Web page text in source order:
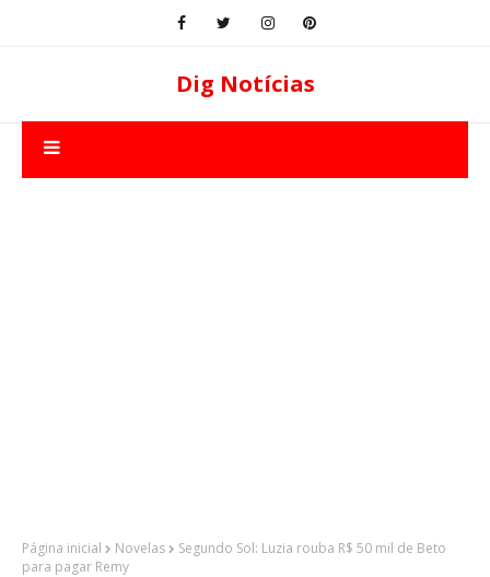
Dig Notícias
Página inicial Novelas
Segundo Sol: Luzia rouba R$ 50 mil de Beto
para pagar Remy